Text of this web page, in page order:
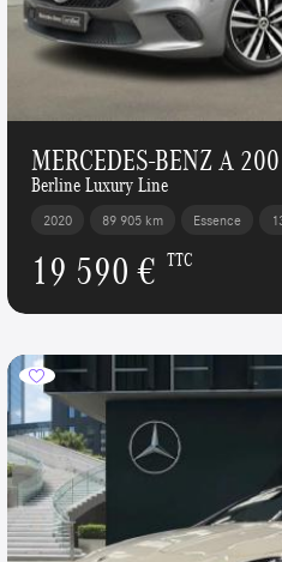
MERCEDES-BENZ A 200
Berline Luxury Line
2020 89 905 km Essence
19 590 € TTC